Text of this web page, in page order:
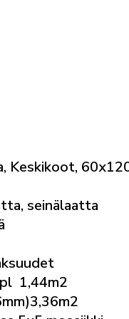
Keskikoot,
seinälaatta
1,44m2